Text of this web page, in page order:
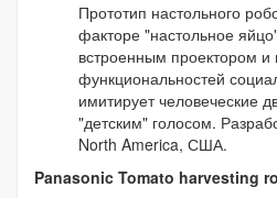
Прототип настольного
факторе "настольное
встроенным проектором и
функциональностей
имитирует человеческие
"детским" голосом.
North America, США.
Panasonic Tomato harvesting